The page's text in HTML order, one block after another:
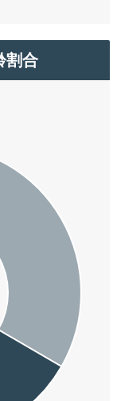
割合